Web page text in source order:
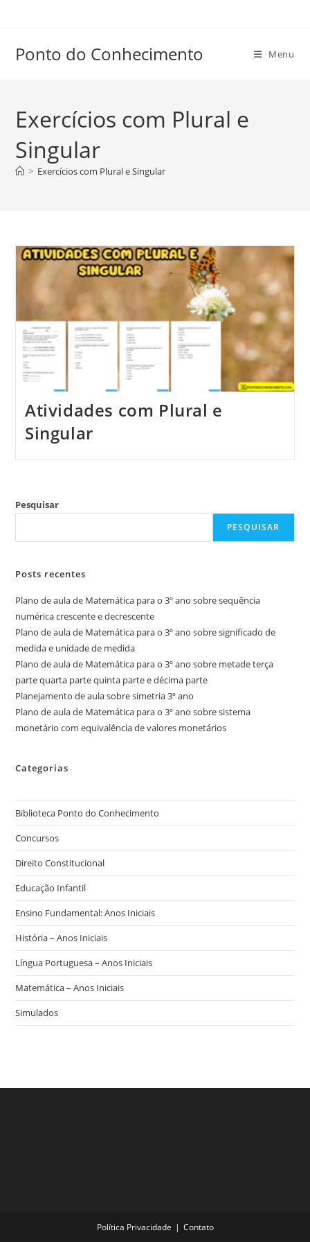
conteúdo
Ponto do Conhecimento Menu
Exercícios com Plural e
Singular
> Exercícios com Plural e Singular
Atividades com Plural e
Singular
Pesquisar
PESQUISAR
Posts recentes
Plano de aula de Matemática para o 3º ano sobre sequência
numérica crescente e decrescente
Plano de aula de Matemática para o 3º ano sobre significado de
medida e unidade de medida
Plano de aula de Matemática para o 3º ano sobre metade terça
parte quarta parte quinta parte e décima parte
Planejamento de aula sobre simetria 3º ano
Plano de aula de Matemática para o 3º ano sobre sistema
monetário com equivalência de valores monetários
Categorias
Biblioteca Ponto do Conhecimento
Concursos
Direito Constitucional
Educação Infantil
Ensino Fundamental: Anos Iniciais
História – Anos Iniciais
Língua Portuguesa – Anos Iniciais
Matemática – Anos Iniciais
Simulados
Política Privacidade Contato